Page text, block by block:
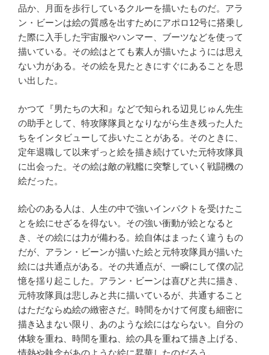
品か、月面を歩行しているクルーを描いたものだ。アラ
ン・ビーンは絵の質感を出すためにアポロ12号に搭乗し
た際に入手した宇宙服やハンマー、ブーツなどを使って
描いている。その絵はとても素人が描いたようには思え
ない力がある。その絵を見たときにすぐにあることを思
い出した。
かつて『男たちの大和』などで知られる辺見じゅん先生
の助手として、特攻隊隊員となりながら生き残った人た
ちをインタビューして歩いたことがある。そのときに、
定年退職して以来ずっと絵を描き続けていた元特攻隊員
に出会った。その絵は敵の戦艦に突撃していく戦闘機の
絵だった。
絵心のある人は、人生の中で強いインパクトを受けたこ
とを絵にせざるを得ない。その強い衝動が絵となると
き、その絵には力が備わる。絵自体はまったく違うもの
だが、アラン・ビーンが描いた絵と元特攻隊員が描いた
絵には共通点がある。その共通点が、一瞬にして僕の記
憶を揺り起こした。アラン・ビーンは喜びと共に描き、
元特攻隊員は悲しみと共に描いているが、共通すること
はただならぬ絵の緻密さだ。時間をかけて何度も細密に
描き込まない限り、あのような絵にはならない。自分の
体験を重ね、時間を重ね、絵の具を重ねて描き上げる、